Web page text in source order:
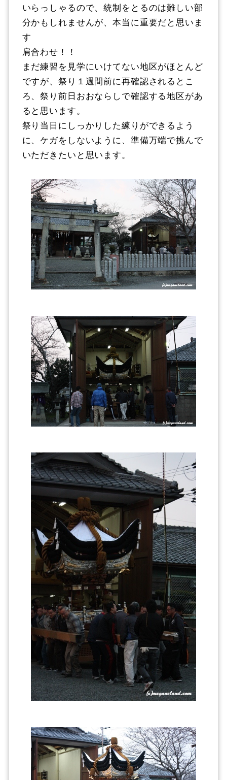
いらっしゃるので、統制をとるのは難しい部
分かもしれませんが、本当に重要だと思いま
す
肩合わせ！！
まだ練習を見学にいけてない地区がほとんど
ですが、祭り１週間前に再確認されるとこ
ろ、祭り前日おおならしで確認する地区があ
ると思います。
祭り当日にしっかりした練りができるよう
に、ケガをしないように、準備万端で挑んで
いただきたいと思います。